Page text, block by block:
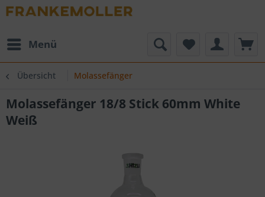
Menü
Übersicht Molassefänger
Molassefänger 18/8 Stick 60mm White
Weiß